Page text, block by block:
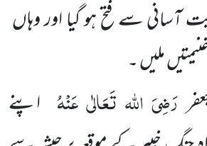
آسانی سے فتح ہو گیا اور وہاں
ملیں۔
رَضِیَ اللہ تَعَالٰی عَنْہُ اپنے